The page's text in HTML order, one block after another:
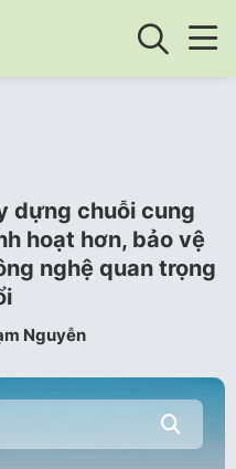
dựng chuỗi cung
hoạt hơn, bảo vệ
nghệ quan trọng
Nguyễn